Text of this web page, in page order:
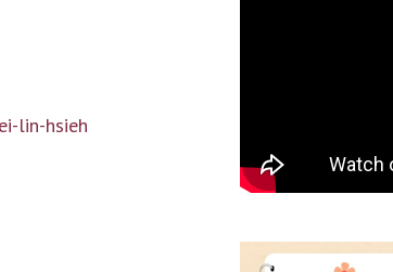
lin-hsieh